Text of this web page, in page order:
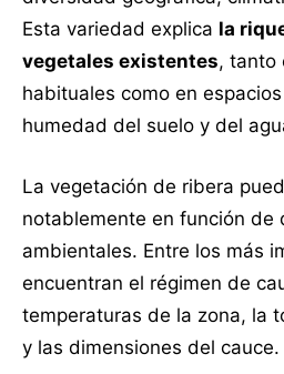
Esta variedad explica la
vegetales existentes, tanto
habituales como en
humedad del suelo y del
La vegetación de ribera
notablemente en función de
ambientales. Entre los más
encuentran el régimen de
temperaturas de la zona, la
y las dimensiones del cauce.